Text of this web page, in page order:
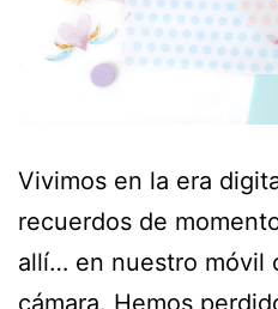
Vivimos en la era
recuerdos de
allí… en nuestro móvil
cámara. Hemos